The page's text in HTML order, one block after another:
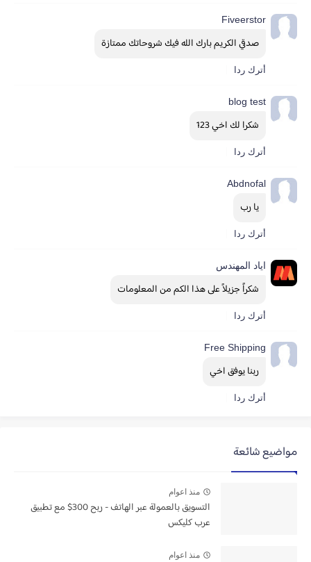
Fiveerstor
صدقي الكريم بارك الله فيك شروحاتك ممتازة
أترك ردا
blog test
شكرا لك اخي 123
أترك ردا
Abdnofal
يا رب
أترك ردا
اياد المهندس
شكراً جزيلاً على هذا الكم من المعلومات
أترك ردا
Free Shipping
ربنا يوفق اخي
أترك ردا
مواضيع شائعة
منذ اعوام
التسويق بالعمولة عبر الهاتف - ربح 300$ مع تطبيق
عرب كليكس
منذ اعوام